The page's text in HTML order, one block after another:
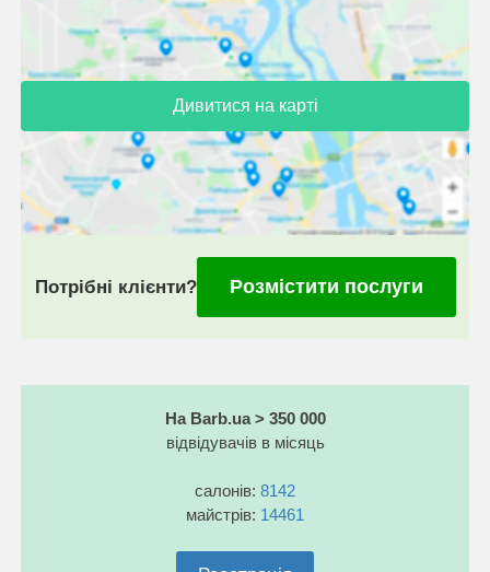
Дивитися на карті
Потрібні клієнти? Розмістити послуги
На Barb.ua > 350 000
відвідувачів в місяць
салонів: 8142
майстрів: 14461